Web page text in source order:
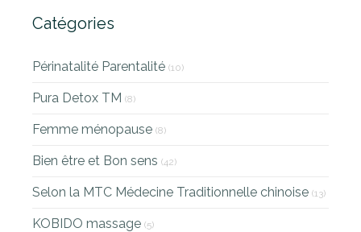
Catégories
Périnatalité Parentalité (10)
Pura Detox TM (8)
Femme ménopause (8)
Bien être et Bon sens (42)
Selon la MTC Médecine Traditionnelle chinoise (13)
KOBIDO massage (5)